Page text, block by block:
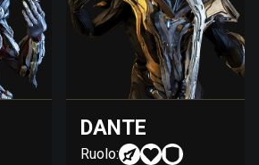
DANTE
Ruolo: